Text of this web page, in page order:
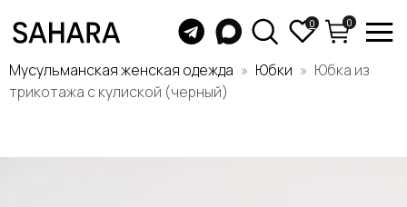
Мусульманская женская одежда Юбки
Юбка из
трикотажа с кулиской (черный)